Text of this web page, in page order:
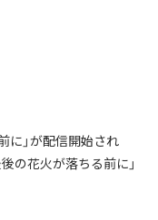
に」が配信開始され
の花火が落ちる前に」